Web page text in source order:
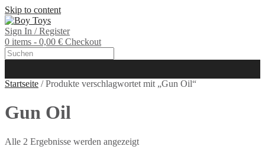
Skip to content
Sign In / Register
0 items - 0,00 € Checkout
Startseite / Produkte verschlagwortet mit „Gun Oil“
Gun Oil
Alle 2 Ergebnisse werden angezeigt